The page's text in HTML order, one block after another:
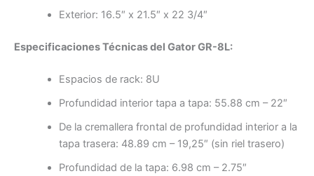
Exterior: 16.5″ x 21.5″ x 22 3/4″
Especificaciones Técnicas del Gator GR-8L:
Espacios de rack: 8U
Profundidad interior tapa a tapa: 55.88 cm – 22″
De la cremallera frontal de profundidad interior a la
tapa trasera: 48.89 cm – 19,25″ (sin riel trasero)
Profundidad de la tapa: 6.98 cm – 2.75″